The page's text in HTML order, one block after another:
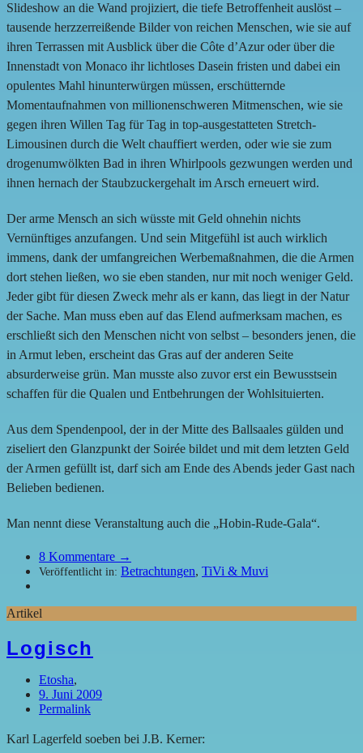
Slideshow an die Wand projiziert, die tiefe Betroffenheit auslöst –
tausende herzzerreißende Bilder von reichen Menschen, wie sie auf
ihren Terrassen mit Ausblick über die Côte d’Azur oder über die
Innenstadt von Monaco ihr lichtloses Dasein fristen und dabei ein
opulentes Mahl hinunterwürgen müssen, erschütternde
Momentaufnahmen von millionenschweren Mitmenschen, wie sie
gegen ihren Willen Tag für Tag in top-ausgestatteten Stretch-
Limousinen durch die Welt chauffiert werden, oder wie sie zum
drogenumwölkten Bad in ihren Whirlpools gezwungen werden und
ihnen hernach der Staubzuckergehalt im Arsch erneuert wird.
Der arme Mensch an sich wüsste mit Geld ohnehin nichts
Vernünftiges anzufangen. Und sein Mitgefühl ist auch wirklich
immens, dank der umfangreichen Werbemaßnahmen, die die Armen
dort stehen ließen, wo sie eben standen, nur mit noch weniger Geld.
Jeder gibt für diesen Zweck mehr als er kann, das liegt in der Natur
der Sache. Man muss eben auf das Elend aufmerksam machen, es
erschließt sich den Menschen nicht von selbst – besonders jenen, die
in Armut leben, erscheint das Gras auf der anderen Seite
absurderweise grün. Man musste also zuvor erst ein Bewusstsein
schaffen für die Qualen und Entbehrungen der Wohlsituierten.
Aus dem Spendenpool, der in der Mitte des Ballsaales gülden und
ziseliert den Glanzpunkt der Soirée bildet und mit dem letzten Geld
der Armen gefüllt ist, darf sich am Ende des Abends jeder Gast nach
Belieben bedienen.
Man nennt diese Veranstaltung auch die „Hobin-Rude-Gala“.
8 Kommentare →
Veröffentlicht in: Betrachtungen, TiVi & Muvi
Artikel
Logisch
Etosha,
9. Juni 2009
Permalink
Karl Lagerfeld soeben bei J.B. Kerner: